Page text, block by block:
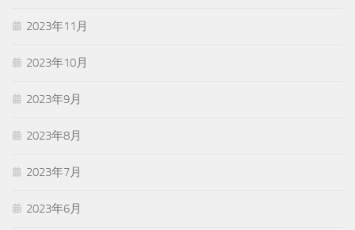
2023年11月
2023年10月
2023年9月
2023年8月
2023年7月
2023年6月